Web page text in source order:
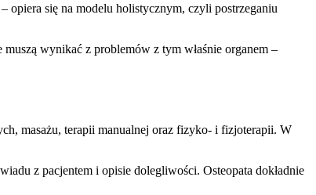
opiera się na modelu holistycznym, czyli postrzeganiu
muszą wynikać z problemów z tym właśnie organem –
masażu, terapii manualnej oraz fizyko- i fizjoterapii. W
z pacjentem i opisie dolegliwości. Osteopata dokładnie